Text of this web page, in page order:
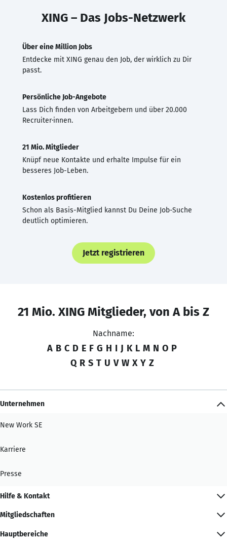
XING – Das Jobs-Netzwerk
Über eine Million Jobs
Entdecke mit XING genau den Job, der wirklich zu Dir
passt.
Persönliche Job-Angebote
Lass Dich finden von Arbeitgebern und über 20.000
Recruiter·innen.
21 Mio. Mitglieder
Knüpf neue Kontakte und erhalte Impulse für ein
besseres Job-Leben.
Kostenlos profitieren
Schon als Basis-Mitglied kannst Du Deine Job-Suche
deutlich optimieren.
Jetzt registrieren
21 Mio. XING Mitglieder, von A bis Z
Nachname:
A B C D E F G H I J K L M N O P
Q R S T U V W X Y Z
Unternehmen
New Work SE
Karriere
Presse
Hilfe & Kontakt
Mitgliedschaften
Hauptbereiche